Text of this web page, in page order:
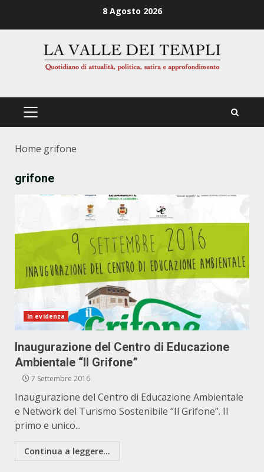
8 Agosto 2026
PRIMÄRES
Home grifone
grifone
In evidenza
Inaugurazione del Centro di Educazione
Ambientale “Il Grifone”
7 Settembre 2016
Inaugurazione del Centro di Educazione Ambientale
e Network del Turismo Sostenibile “Il Grifone”. Il
primo e unico...
Continua a leggere...